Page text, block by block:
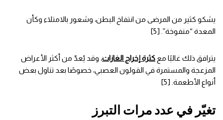
يشكو كثير من المرضى من انتفاخ البطن، وشعور بالامتلاء وكأن
المعدة “منفوخة”. [5]
يترافق ذلك غالبًا مع كثرة إخراج الغازات، وقد يُعدّ من أكثر الأعراض
المزعجة والمستمرة في القولون العصبي، خصوصًا بعد تناول بعض
أنواع الأطعمة. [5]
تغيّر في عدد مرات التبرز